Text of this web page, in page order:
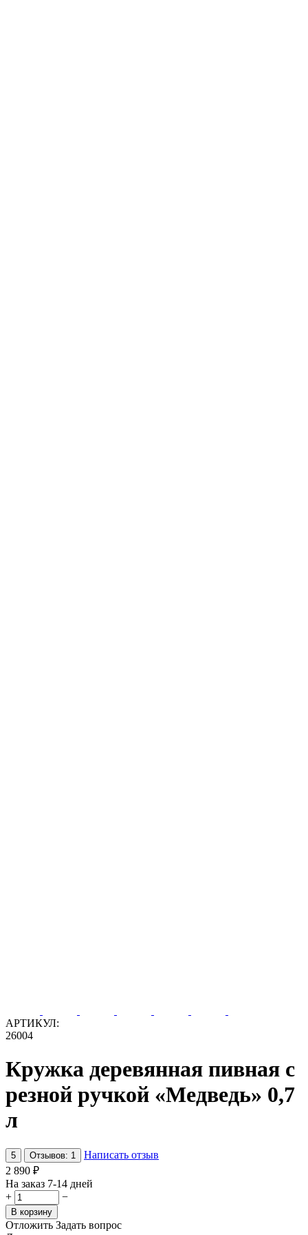
АРТИКУЛ:
26004
Кружка деревянная пивная с
резной ручкой «Медведь» 0,7
л
5 Отзывов: 1
Написать отзыв
2 890 ₽
На заказ 7-14 дней
+
−
В корзину
Отложить Задать вопрос